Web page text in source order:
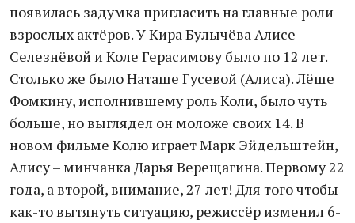
появилась задумка пригласить на главные роли
взрослых актёров. У Кира Булычёва Алисе
Селезнёвой и Коле Герасимову было по 12 лет.
Столько же было Наташе Гусевой (Алиса). Лёше
Фомкину, исполнившему роль Коли, было чуть
больше, но выглядел он моложе своих 14. В
новом фильме Колю играет Марк Эйдельштейн,
Алису – минчанка Дарья Верещагина. Первому 22
года, а второй, внимание, 27 лет! Для того чтобы
как-то вытянуть ситуацию, режиссёр изменил 6-